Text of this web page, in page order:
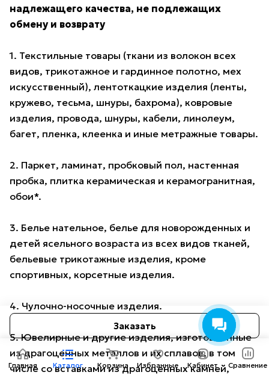
Заказать
надлежащего качества, не подлежащих
обмену и возврату
1. Текстильные товары (ткани из волокон всех
видов, трикотажное и гардинное полотно, мех
искусственный), лентоткацкие изделия (ленты,
кружево, тесьма, шнуры, бахрома), ковровые
изделия, провода, шнуры, кабели, линолеум,
багет, пленка, клеенка и иные метражные товары.
2. Паркет, ламинат, пробковый пол, настенная
пробка, плитка керамическая и керамогранитная,
обои*.
3. Белье нательное, белье для новорожденных и
детей ясельного возраста из всех видов тканей,
бельевые трикотажные изделия, кроме
спортивных, корсетные изделия.
4. Чулочно-носочные изделия.
5. Ювелирные и другие изделия, изготовленные
из драгоценных металлов и их сплавов, в том
числе со вставками из драгоценных камней,
Главная Каталог Корзина Избранные Кабинет Сравнение